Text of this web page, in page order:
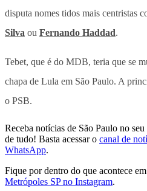
disputa nomes tidos mais centristas
Silva ou Fernando Haddad.
Tebet, que é do MDB, teria que se
chapa de Lula em São Paulo. A
o PSB.
Receba notícias de São Paulo no
de tudo! Basta acessar o canal de
WhatsApp.
Fique por dentro do que acontece
Metrópoles SP no Instagram.